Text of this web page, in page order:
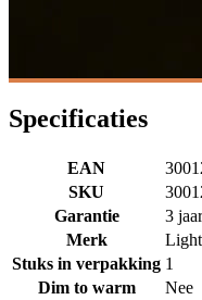
Specificaties
EAN
SKU
Garantie
3 jaar
Merk
Stuks in verpakking 1
Dim to warm
Nee